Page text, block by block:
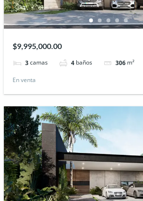
$9,995,000.00
3camas 4baños 306m²
En venta